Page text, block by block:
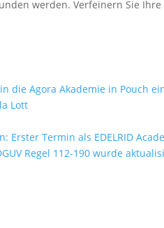
werden. Verfeinern Sie
die Agora Akademie in Pouch
Lott
Erster Termin als EDELRID
Regel 112-190 wurde